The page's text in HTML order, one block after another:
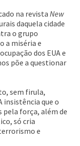
na revista New
daquela cidade
o grupo
a miséria e
dos EUA e
põe a questionar
sem firula,
que o
força, além de
só cria
e